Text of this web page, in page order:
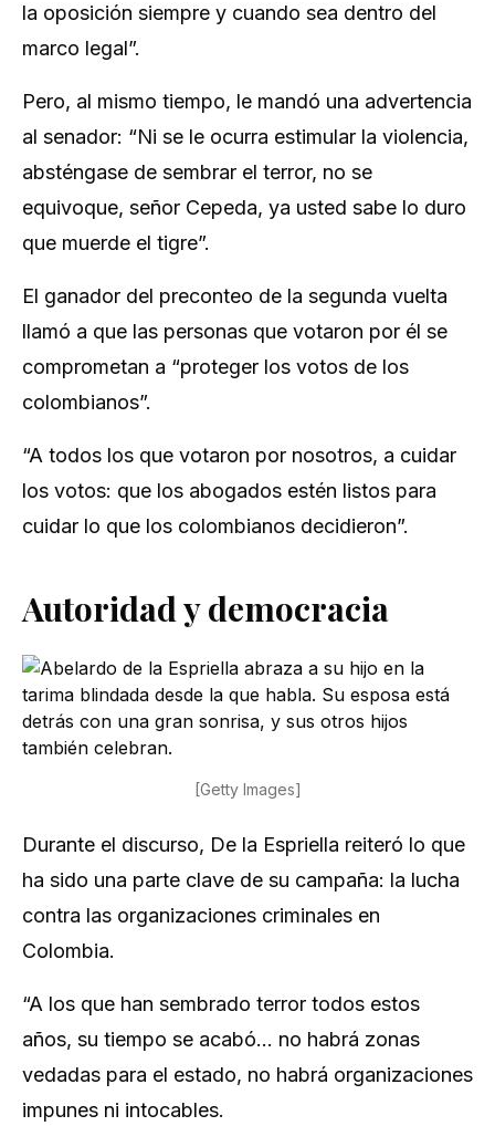
la oposición siempre y cuando sea dentro del
marco legal”.
Pero, al mismo tiempo, le mandó una advertencia
al senador: “Ni se le ocurra estimular la violencia,
absténgase de sembrar el terror, no se
equivoque, señor Cepeda, ya usted sabe lo duro
que muerde el tigre”.
El ganador del preconteo de la segunda vuelta
llamó a que las personas que votaron por él se
comprometan a “proteger los votos de los
colombianos”.
“A todos los que votaron por nosotros, a cuidar
los votos: que los abogados estén listos para
cuidar lo que los colombianos decidieron”.
Autoridad y democracia
[Getty Images]
Durante el discurso, De la Espriella reiteró lo que
ha sido una parte clave de su campaña: la lucha
contra las organizaciones criminales en
Colombia.
“A los que han sembrado terror todos estos
años, su tiempo se acabó… no habrá zonas
vedadas para el estado, no habrá organizaciones
impunes ni intocables.